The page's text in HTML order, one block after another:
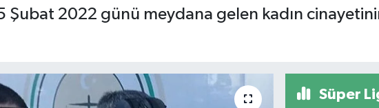
Şubat 2022 günü meydana gelen kadın
Süper